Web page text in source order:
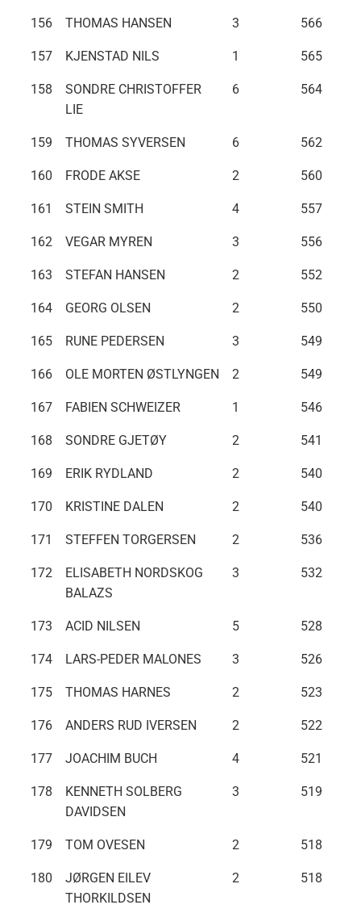
156 THOMAS HANSEN 3 566
157 KJENSTAD NILS 1 565
158
SONDRE CHRISTOFFER
LIE
6 564
159 THOMAS SYVERSEN 6 562
160 FRODE AKSE 2 560
161 STEIN SMITH 4 557
162 VEGAR MYREN 3 556
163 STEFAN HANSEN 2 552
164 GEORG OLSEN 2 550
165 RUNE PEDERSEN 3 549
166 OLE MORTEN ØSTLYNGEN 2 549
167 FABIEN SCHWEIZER 1 546
168 SONDRE GJETØY 2 541
169 ERIK RYDLAND 2 540
170 KRISTINE DALEN 2 540
171 STEFFEN TORGERSEN 2 536
172
ELISABETH NORDSKOG
BALAZS
3 532
173 ACID NILSEN 5 528
174 LARS-PEDER MALONES 3 526
175 THOMAS HARNES 2 523
176 ANDERS RUD IVERSEN 2 522
177 JOACHIM BUCH 4 521
178
KENNETH SOLBERG
DAVIDSEN
3 519
179 TOM OVESEN 2 518
180
JØRGEN EILEV
THORKILDSEN
2 518